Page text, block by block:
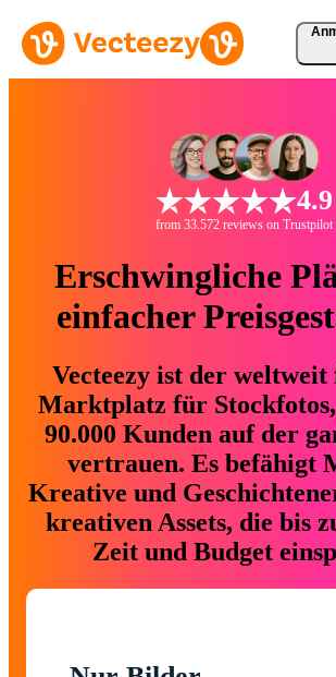
4.9
from 33.572 reviews on Trustpilot
Erschwingliche
einfacher
Vecteezy ist der weltweit
Marktplatz für
90.000 Kunden auf der
vertrauen. Es befähigt
Kreative und
kreativen Assets, die bis
Zeit und Budget